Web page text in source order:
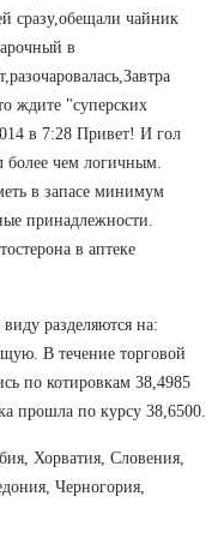
сразу,обещали чайник
в
ждите "суперских
в 7:28 Привет! И гол
более чем логичным.
в запасе минимум
принадлежности.
в аптеке
разделяются на:
В течение торговой
по котировкам 38,4985
прошла по курсу 38,6500.
Хорватия, Словения,
Черногория,